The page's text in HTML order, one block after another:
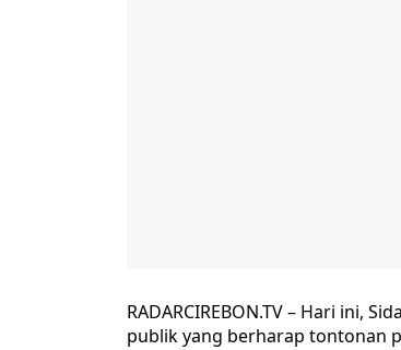
RADARCIREBON.TV – Hari ini,
publik yang berharap tontonan